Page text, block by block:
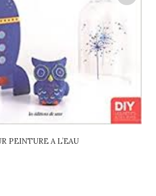
Add to cart
LA PEINTURE SUR PORCELAINE
Peinture